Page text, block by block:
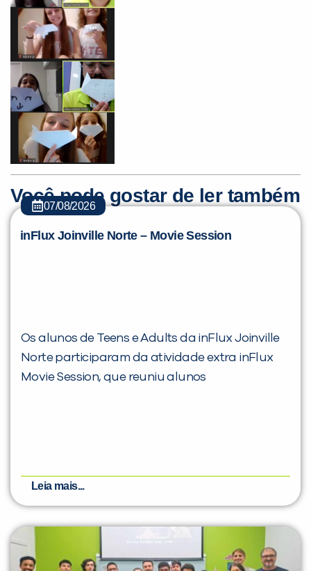
Você pode gostar de ler também
07/08/2026
inFlux Joinville Norte – Movie Session
Os alunos de Teens e Adults da inFlux Joinville
Norte participaram da atividade extra inFlux
Movie Session, que reuniu alunos
Leia mais...
Você é aluno inFlux?
Sim
VOLTAR